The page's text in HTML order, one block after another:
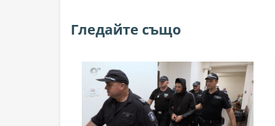
Гледайте също